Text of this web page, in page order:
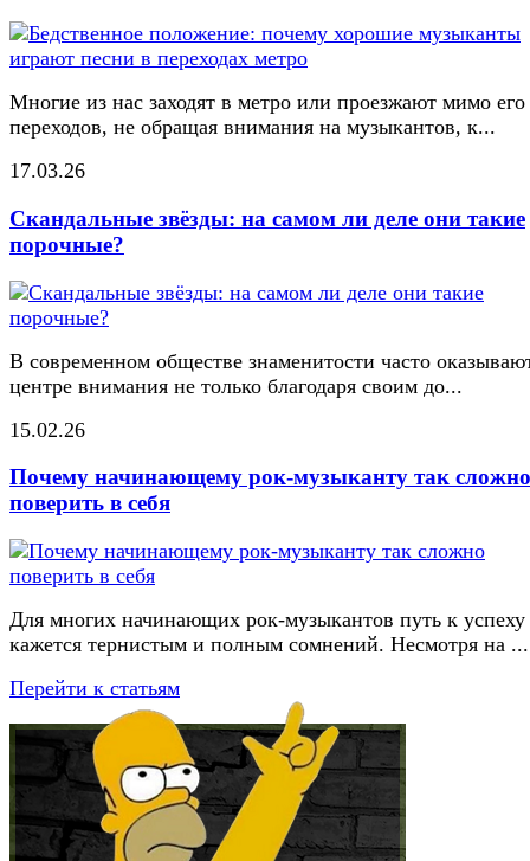
Многие из нас заходят в метро или проезжают мимо его
переходов, не обращая внимания на музыкантов, к...
17.03.26
Скандальные звёзды: на самом ли деле они такие
порочные?
В современном обществе знаменитости часто
центре внимания не только благодаря своим до...
15.02.26
Почему начинающему рок-музыканту так сложно
поверить в себя
Для многих начинающих рок-музыкантов путь к успеху
кажется тернистым и полным сомнений. Несмотря на ...
Перейти к статьям